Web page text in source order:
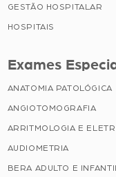
GESTÃO HOSPITALAR
HOSPITAIS
Exames
ANATOMIA PATOLÓGICA
ANGIOTOMOGRAFIA
ARRITMOLOGIA E
AUDIOMETRIA
BERA ADULTO E INFANTIL